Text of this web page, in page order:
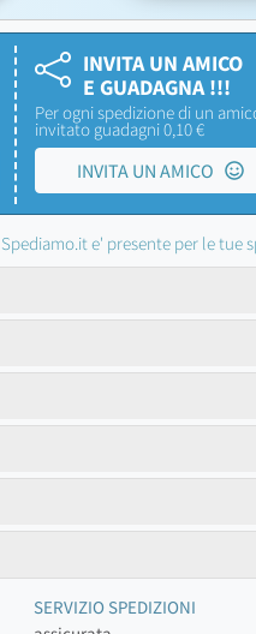
INVITA UN AMICO
E GUADAGNA !!!
Per ogni spedizione di un
invitato guadagni 0,10 €
INVITA UN AMICO
Spediamo.it e' presente per le tue
SERVIZIO SPEDIZIONI